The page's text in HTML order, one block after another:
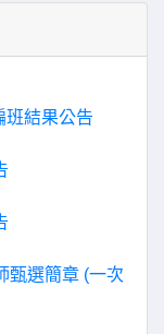
班結果公告
甄選簡章 (一次